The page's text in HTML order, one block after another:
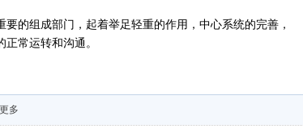
组成部门，起着举足轻重的作用，中心系统的完善，
常运转和沟通。
更多